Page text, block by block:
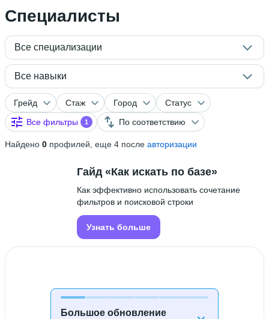
Специалисты
Все специализации
Все навыки
Грейд Стаж Город
Статус
Все фильтры
1 По соответствию
Найдено 0 профилей, еще 4 после авторизации
Большое обновление
Гайд «Как искать по базе»
Как эффективно использовать сочетание
фильтров и поисковой строки
Узнать больше